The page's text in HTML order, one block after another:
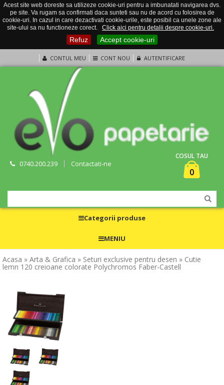
Acest site web doreste sa utilizeze cookie-uri pentru a imbunatati navigarea dvs.
pe site. Va rugam sa confirmati daca sunteti sau nu de acord cu folosirea de
cookie-uri. In cazul in care dezactivati cookie-urile, este posibil ca unele zone ale
site-ului sa nu functioneze corect.
Click aici pentru detalii despre cookie-uri.
Refuz Accept cookie-uri
CONTUL MEU CONT NOU AUTENTIFICARE
0740.200.239 Contactati-ne
COSUL TAU
0
Categorii produse
MENIU
Acasa » Arta & Grafica » Seturi exclusive pentru desen » Cutie
lemn 120 creioane colorate Polychromos Faber-Castell